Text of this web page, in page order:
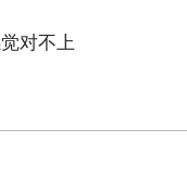
对不上